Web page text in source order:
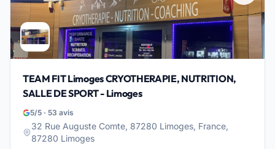
TEAM FIT Limoges CRYOTHERAPIE, NUTRITION,
SALLE DE SPORT - Limoges
5/5 · 53 avis
32 Rue Auguste Comte, 87280 Limoges, France,
87280 Limoges